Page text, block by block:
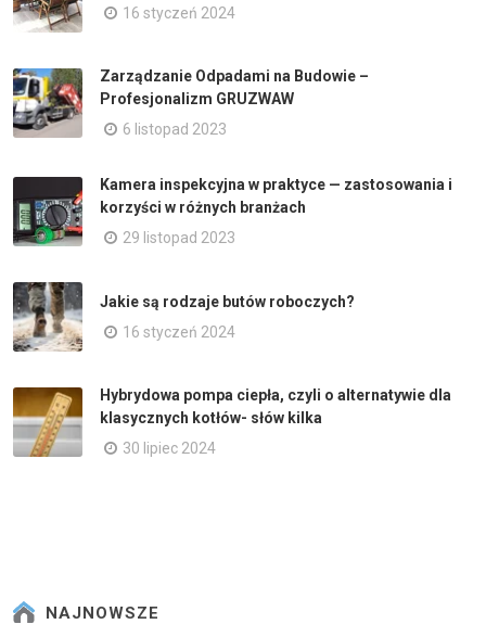
16 styczeń 2024
Zarządzanie Odpadami na Budowie –
Profesjonalizm GRUZWAW
6 listopad 2023
Kamera inspekcyjna w praktyce — zastosowania i
korzyści w różnych branżach
29 listopad 2023
Jakie są rodzaje butów roboczych?
16 styczeń 2024
Hybrydowa pompa ciepła, czyli o alternatywie dla
klasycznych kotłów- słów kilka
30 lipiec 2024
NAJNOWSZE